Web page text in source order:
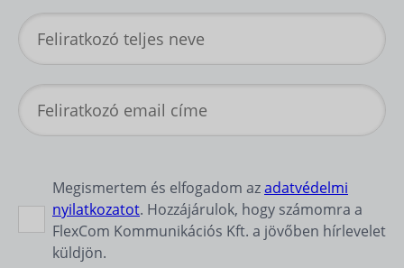
Megismertem és elfogadom azadatvédelmi
nyilatkozatot. Hozzájárulok, hogy számomra a
FlexCom Kommunikációs Kft. a jövőben hírlevelet
küldjön.